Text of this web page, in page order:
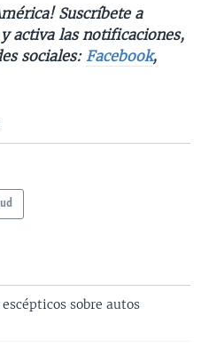
Suscríbete a
activa las notificaciones,
sociales: Facebook,
sobre autos